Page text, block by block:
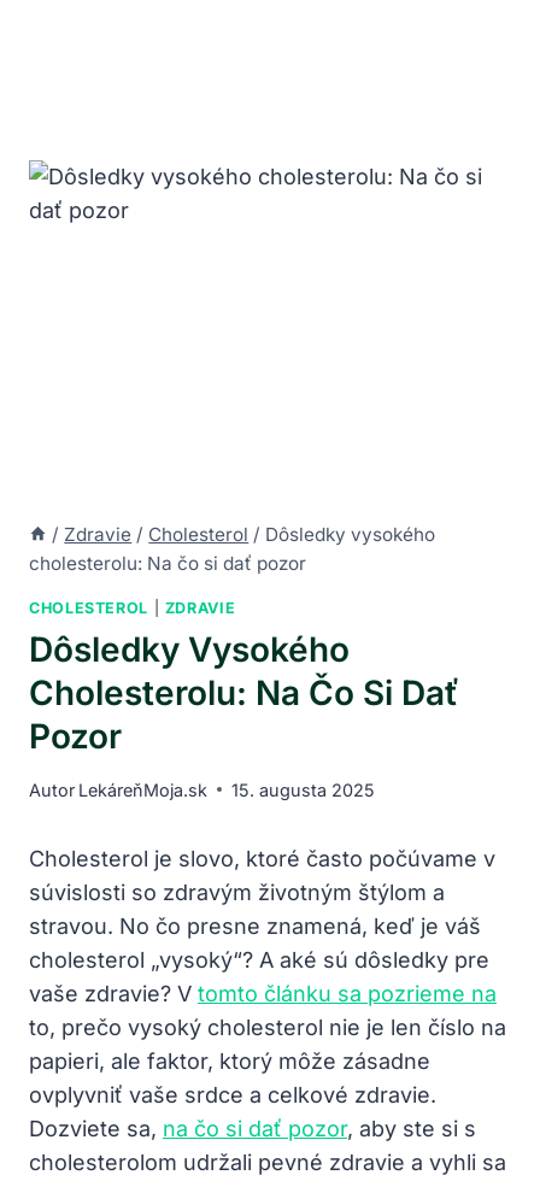
/ Zdravie / Cholesterol / Dôsledky vysokého
cholesterolu: Na čo si dať pozor
CHOLESTEROL ZDRAVIE
Dôsledky Vysokého
Cholesterolu: Na Čo Si Dať
Pozor
Autor LekáreňMoja.sk 15. augusta 2025
Cholesterol je slovo, ktoré často počúvame v
súvislosti so zdravým životným štýlom a
stravou. No čo presne znamená, keď je váš
cholesterol „vysoký“? A aké sú dôsledky pre
vaše zdravie? V tomto článku sa pozrieme na
to, prečo vysoký cholesterol nie je len číslo na
papieri, ale faktor, ktorý môže zásadne
ovplyvniť vaše srdce a celkové zdravie.
Dozviete sa, na čo si dať pozor, aby ste si s
cholesterolom udržali pevné zdravie a vyhli sa